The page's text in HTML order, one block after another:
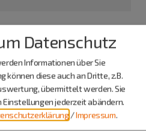
Datenschutz
Informationen über Sie
können diese auch an Dritte, z.B.
übermittelt werden. Sie
Einstellungen jederzeit abändern.
/Impressum.